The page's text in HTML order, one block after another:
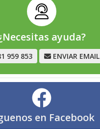
ayuda?
959 853 ENVIAR EMAIL
en Facebook